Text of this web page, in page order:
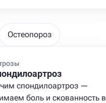
Остеопороз
спондилоартроз —
боль и скованность в